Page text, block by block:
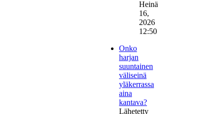
Heinä
16,
2026
12:50
Onko
harjan
suuntainen
väliseinä
yläkerrassa
aina
kantava?
Lähetetty